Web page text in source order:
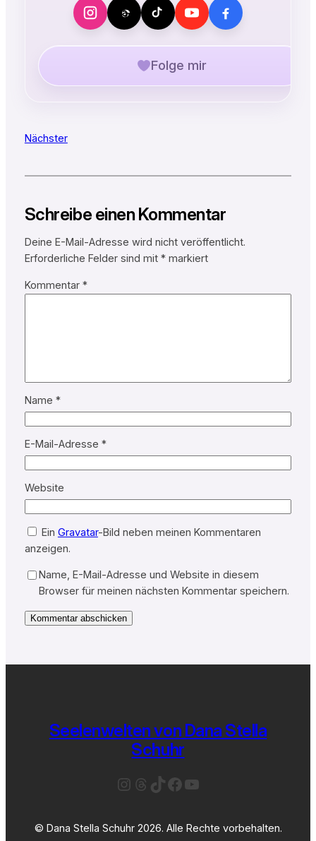
Folge mir
Nächster
Schreibe einen Kommentar
Deine E-Mail-Adresse wird nicht veröffentlicht.
Erforderliche Felder sind mit *markiert
Kommentar *
Name *
E-Mail-Adresse *
Website
Ein Gravatar-Bild neben meinen Kommentaren
anzeigen.
Name, E-Mail-Adresse und Website in diesem
Browser für meinen nächsten Kommentar speichern.
Seelenwelten von Dana Stella
Schuhr
Instagram
Threads
TikTok
Facebook
YouTube
© Dana Stella Schuhr 2026. Alle Rechte vorbehalten.